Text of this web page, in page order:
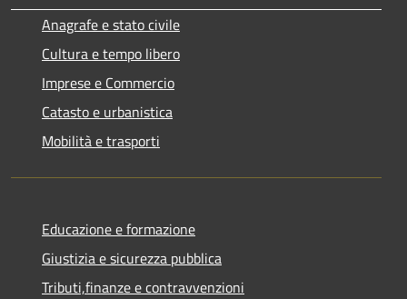
Anagrafe e stato civile
Cultura e tempo libero
Imprese e Commercio
Catasto e urbanistica
Mobilità e trasporti
Educazione e formazione
Giustizia e sicurezza pubblica
Tributi,finanze e contravvenzioni